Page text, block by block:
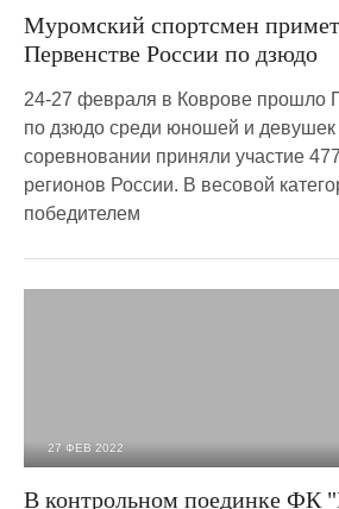
Муромский спортсмен примет
Первенстве России по дзюдо
24-27 февраля в Коврове прошло
по дзюдо среди юношей и девушек
соревновании приняли участие
регионов России. В весовой
победителем
27 ФЕВ 2022
В контрольном поединке ФК